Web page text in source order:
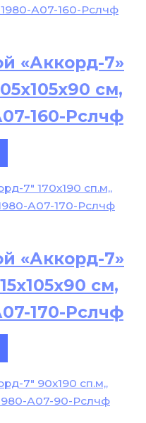
«Аккорд-7»
см,
160-Рслчф
«Аккорд-7»
см,
170-Рслчф